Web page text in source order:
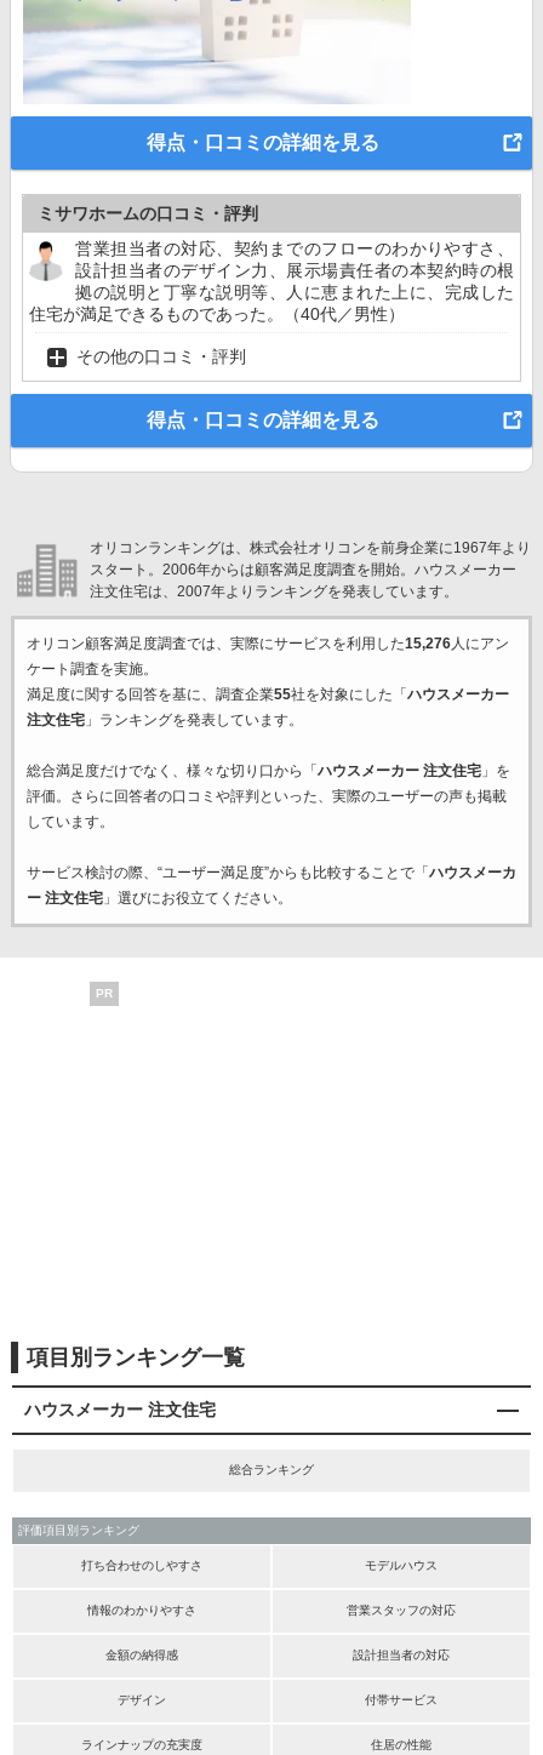
得点・口コミの詳細を見る
ミサワホームの口コミ・評判
営業担当者の対応、契約までのフローのわかりやすさ、
設計担当者のデザイン力、展示場責任者の本契約時の根
拠の説明と丁寧な説明等、人に恵まれた上に、完成した
住宅が満足できるものであった。（40代／男性）
その他の口コミ・評判
得点・口コミの詳細を見る
オリコンランキングは、株式会社オリコンを前身企業に1967年より
スタート。2006年からは顧客満足度調査を開始。ハウスメーカー
注文住宅は、2007年よりランキングを発表しています。
オリコン顧客満足度調査では、実際にサービスを利用した15,276人にアン
ケート調査を実施。
満足度に関する回答を基に、調査企業55社を対象にした「 ハウスメーカー
注文住宅」ランキングを発表しています。
総合満足度だけでなく、様々な切り口から「 ハウスメーカー 注文住宅」を
評価。さらに回答者の口コミや評判といった、実際のユーザーの声も掲載
しています。
サービス検討の際、“ユーザー満足度”からも比較することで「 ハウスメーカ
ー 注文住宅」選びにお役立てください。
PR
項目別ランキング一覧
ハウスメーカー 注文住宅
総合ランキング
評価項目別ランキング
打ち合わせのしやすさ モデルハウス
情報のわかりやすさ 営業スタッフの対応
金額の納得感 設計担当者の対応
デザイン 付帯サービス
ラインナップの充実度 住居の性能